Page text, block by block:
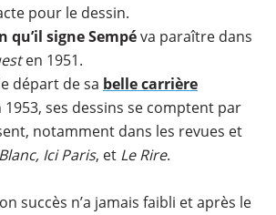
pour le dessin.
qu’il signe Sempéva paraître dans
en 1951.
départ de sa belle carrière
1953, ses dessins se comptent par
notamment dans les revues et
Ici Paris, et Le Rire.
succès n’a jamais faibli et après le